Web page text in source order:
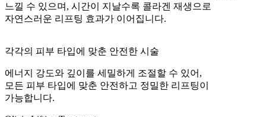
느낄 수 있으며, 시간이 지날수록 콜라겐 재생으로
자연스러운 리프팅 효과가 이어집니다.
각각의 피부 타입에 맞춘 안전한 시술
에너지 강도와 깊이를 세밀하게 조절할 수 있어,
모든 피부 타입에 맞춘 안전하고 정밀한 리프팅이
가능합니다.